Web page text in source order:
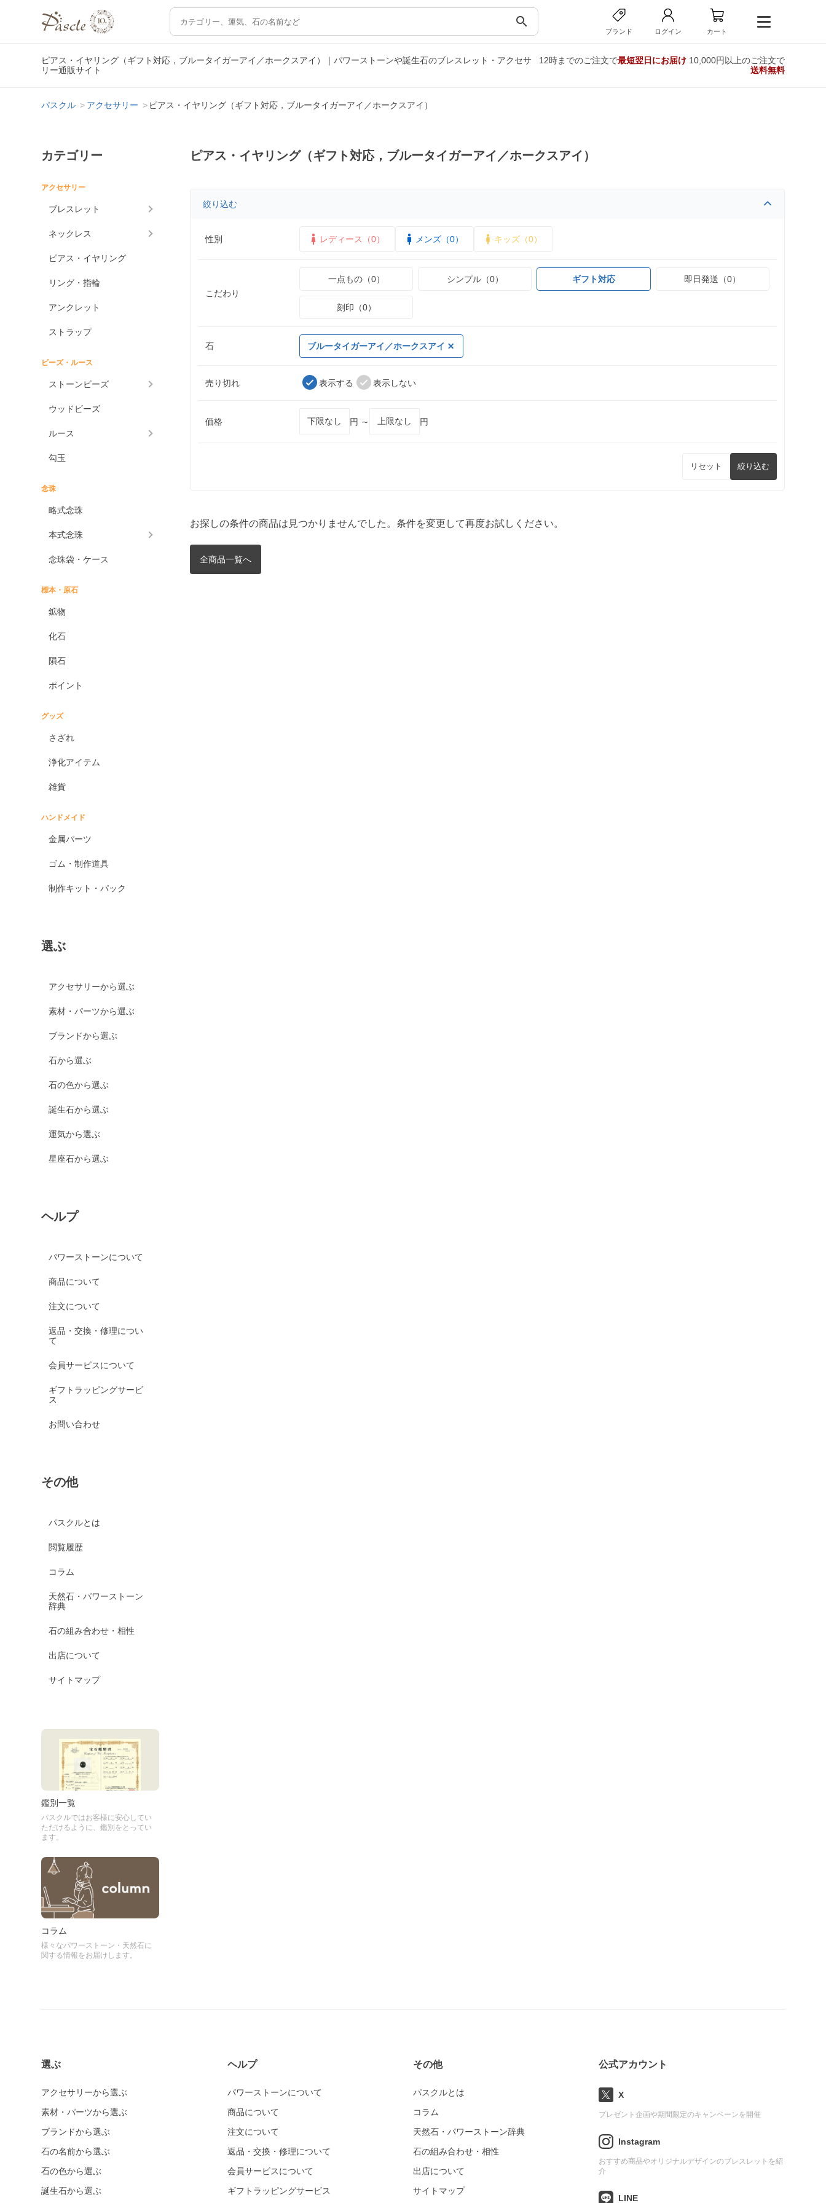
search
ブランド ログイン カート
ピアス・イヤリング（ギフト対応，ブルータイガーアイ／ホークスアイ）｜パワーストーンや誕生石のブレスレット・アクセサ
リー通販サイト
12時までのご注文で最短翌日にお届け10,000円以上のご注文で
送料無料
パスクル アクセサリー ピアス・イヤリング（ギフト対応，ブルータイガーアイ／ホークスアイ）
カテゴリー
アクセサリー
ブレスレット
ネックレス
ピアス・イヤリング
リング・指輪
アンクレット
ストラップ
ビーズ・ルース
ストーンビーズ
ウッドビーズ
ルース
勾玉
念珠
略式念珠
本式念珠
念珠袋・ケース
標本・原石
鉱物
化石
隕石
ポイント
グッズ
さざれ
浄化アイテム
雑貨
ハンドメイド
金属パーツ
ゴム・制作道具
制作キット・パック
選ぶ
アクセサリーから選ぶ
素材・パーツから選ぶ
ブランドから選ぶ
石から選ぶ
石の色から選ぶ
誕生石から選ぶ
運気から選ぶ
星座石から選ぶ
ヘルプ
パワーストーンについて
商品について
注文について
返品・交換・修理につい
て
会員サービスについて
ギフトラッピングサービ
ス
お問い合わせ
その他
パスクルとは
閲覧履歴
コラム
天然石・パワーストーン
辞典
石の組み合わせ・相性
出店について
サイトマップ
鑑別一覧
パスクルではお客様に安心してい
ただけるように、鑑別をとってい
ます。
コラム
様々なパワーストーン・天然石に
関する情報をお届けします。
ピアス・イヤリング（ギフト対応，ブルータイガーアイ／ホークスアイ）
絞り込む
性別 レディース（0） メンズ（0） キッズ（0）
こだわり
一点もの（0） シンプル（0） ギフト対応 即日発送（0）
刻印（0）
石 ブルータイガーアイ／ホークスアイ
売り切れ 表示する 表示しない
価格 円 ～ 円
リセット 絞り込む
お探しの条件の商品は見つかりませんでした。条件を変更して再度お試しください。
全商品一覧へ
選ぶ
アクセサリーから選ぶ
素材・パーツから選ぶ
ブランドから選ぶ
石の名前から選ぶ
石の色から選ぶ
誕生石から選ぶ
ヘルプ
パワーストーンについて
商品について
注文について
返品・交換・修理について
会員サービスについて
ギフトラッピングサービス
その他
パスクルとは
コラム
天然石・パワーストーン辞典
石の組み合わせ・相性
出店について
サイトマップ
公式アカウント
X
プレゼント企画や期間限定のキャンペーンを開催
Instagram
おすすめ商品やオリジナルデザインのブレスレットを紹
介
LINE